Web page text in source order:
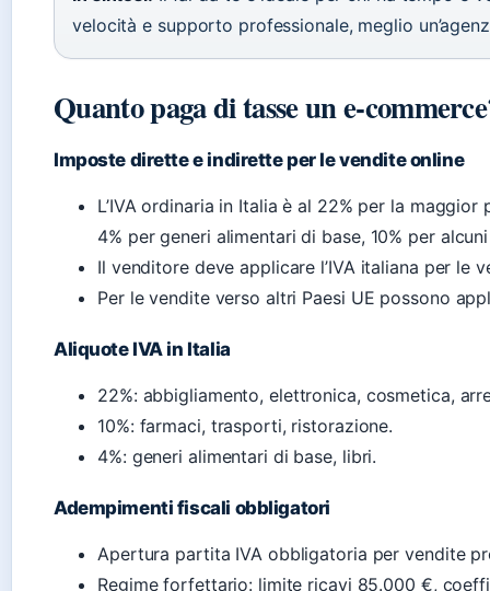
velocità e supporto professionale, meglio
Quanto paga di tasse un e-
Imposte dirette e indirette per le vendite online
L’IVA ordinaria in Italia è al 22% per la
4% per generi alimentari di base, 10% per
Il venditore deve applicare l’IVA italiana per le
Per le vendite verso altri Paesi UE possono
Aliquote IVA in Italia
22%: abbigliamento, elettronica, cosmetica,
10%: farmaci, trasporti, ristorazione.
4%: generi alimentari di base, libri.
Adempimenti fiscali obbligatori
Apertura partita IVA obbligatoria per vendite
Regime forfettario: limite ricavi 85.000 €,